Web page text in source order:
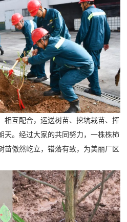
相互配合，运送树苗、挖坑栽苗、挥
天。经过大家的共同努力，一株株柿
苗傲然屹立，错落有致，为美丽厂区